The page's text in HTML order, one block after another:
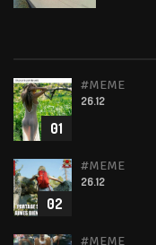
01
#MEME
26.12
02
#MEME
26.12
#MEME